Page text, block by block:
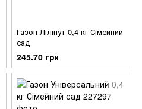
Газон Ліліпут 0,4 кг Сімейний
сад
245.70 грн